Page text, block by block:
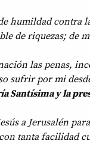
humildad contra
de riquezas; de
las penas,
sufrir por mi
Santísima y la
a Jerusalén
tanta facilidad